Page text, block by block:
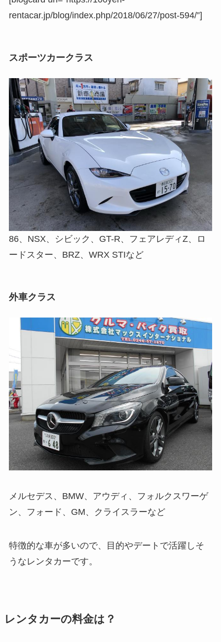
rentacar.jp/blog/index.php/2018/06/27/post-594/”]
スポーツカークラス
86、NSX、シビック、GT-R、フェアレディZ、ロ
ードスター、BRZ、WRX STIなど
外車クラス
メルセデス、BMW、アウディ、フォルクスワーゲ
ン、フォード、GM、クライスラーなど
特徴的な車が多いので、目的やデートで活躍しそ
うなレンタカーです。
レンタカーの料金は？